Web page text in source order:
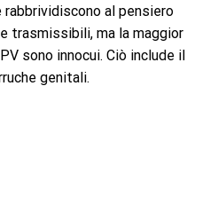
al pensiero
trasmissibili, ma la maggior
sono innocui. Ciò include il
genitali.